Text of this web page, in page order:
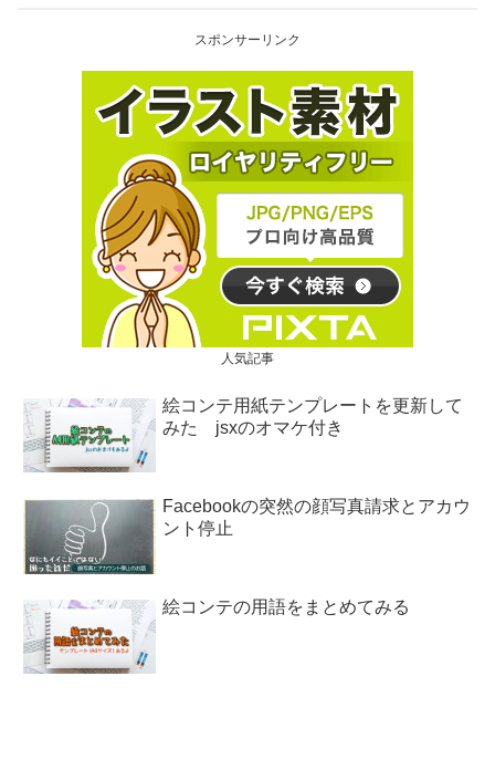
スポンサーリンク
人気記事
絵コンテ用紙テンプレートを更新して
みた jsxのオマケ付き
Facebookの突然の顔写真請求とアカウ
ント停止
絵コンテの用語をまとめてみる